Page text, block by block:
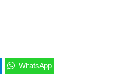
WhatsApp